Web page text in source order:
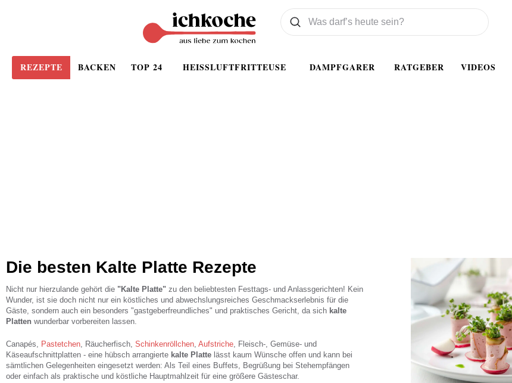
REZEPTE BACKEN TOP 24 HEISSLUFTFRITTEUSE DAMPFGARER RATGEBER VIDEOS
Was wollen Sie suchen
Suchen
Die besten Kalte Platte Rezepte
Nicht nur hierzulande gehört die "Kalte Platte" zu den beliebtesten Festtags- und Anlassgerichten! Kein
Wunder, ist sie doch nicht nur ein köstliches und abwechslungsreiches Geschmackserlebnis für die
Gäste, sondern auch ein besonders "gastgeberfreundliches" und praktisches Gericht, da sich kalte
Platten wunderbar vorbereiten lassen.
Canapés, Pastetchen , Räucherfisch, Schinkenröllchen Aufstriche , Fleisch-, Gemüse- und
Käseaufschnittplatten - eine hübsch arrangierte kalte Platte lässt kaum Wünsche offen und kann bei
sämtlichen Gelegenheiten eingesetzt werden: Als Teil eines Buffets, Begrüßung bei Stehempfängen
oder einfach als praktische und köstliche Hauptmahlzeit für eine größere Gästeschar.